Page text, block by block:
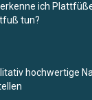
ich
tun?
hochwertige